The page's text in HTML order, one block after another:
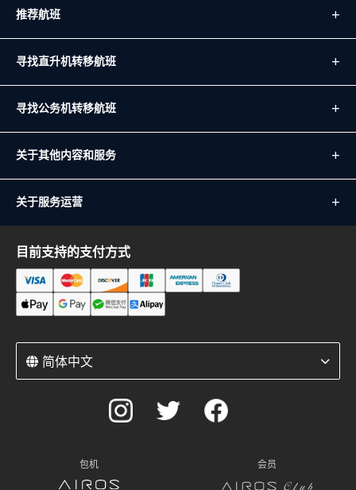
推荐航班
寻找直升机转移航班
寻找公务机转移航班
关于其他内容和服务
关于服务运营
目前支持的支付方式
简体中文
包机 会员